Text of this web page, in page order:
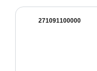
271091100000